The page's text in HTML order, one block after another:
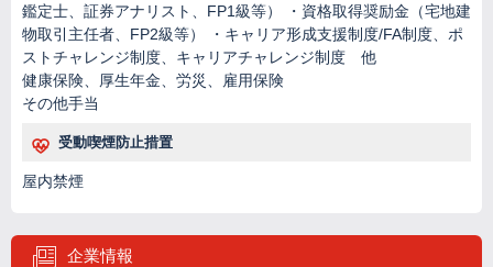
鑑定士、証券アナリスト、FP1級等） ・資格取得奨励金（宅地建
物取引主任者、FP2級等） ・キャリア形成支援制度/FA制度、ポ
ストチャレンジ制度、キャリアチャレンジ制度 他
健康保険、厚生年金、労災、雇用保険
その他手当
受動喫煙防止措置
屋内禁煙
企業情報